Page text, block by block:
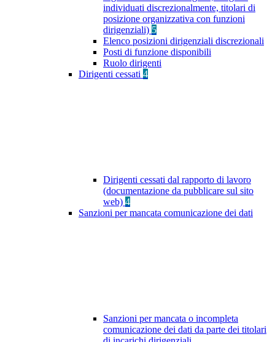
individuati discrezionalmente, titolari di
posizione organizzativa con funzioni
dirigenziali) 5
Elenco posizioni dirigenziali discrezionali
Posti di funzione disponibili
Ruolo dirigenti
Dirigenti cessati 4
Dirigenti cessati dal rapporto di lavoro
(documentazione da pubblicare sul sito
web) 4
Sanzioni per mancata comunicazione dei dati
Sanzioni per mancata o incompleta
comunicazione dei dati da parte dei titolari